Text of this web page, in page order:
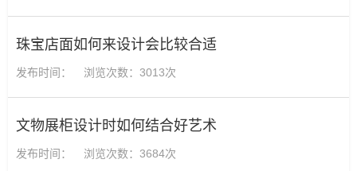
珠宝店面如何来设计会比较合适
发布时间： 浏览次数：3013次
文物展柜设计时如何结合好艺术
发布时间： 浏览次数：3684次